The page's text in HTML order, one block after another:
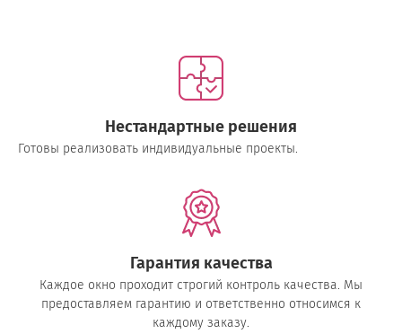
Нестандартные решения
Готовы реализовать индивидуальные проекты.
Гарантия качества
Каждое окно проходит строгий контроль качества. Мы
предоставляем гарантию и ответственно относимся к
каждому заказу.